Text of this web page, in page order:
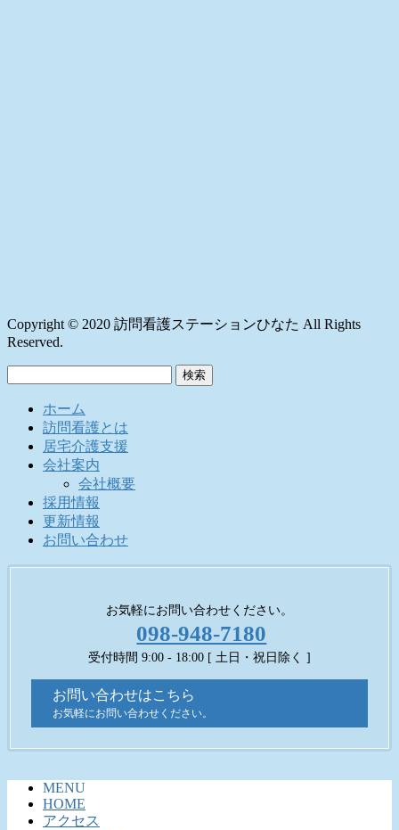
Copyright © 2020 訪問看護ステーションひなた All Rights
Reserved.
ホーム
訪問看護とは
居宅介護支援
会社案内
会社概要
採用情報
更新情報
お問い合わせ
お気軽にお問い合わせください。
098-948-7180
受付時間 9:00 - 18:00 [ 土日・祝日除く ]
お問い合わせはこちら
お気軽にお問い合わせください。
MENU
HOME
アクセス